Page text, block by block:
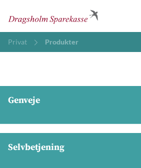
Privat Produkter
Genveje
Selvbetjening